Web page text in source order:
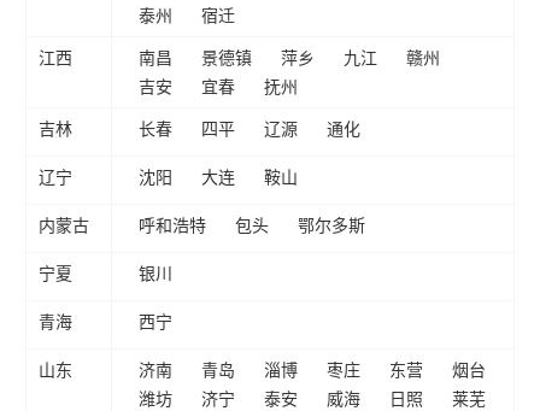
泰州
宿迁
江西 南昌 景德镇 萍乡 九江
赣州
吉安
宜春 抚州
吉林 长春 四平 辽源 通化
辽宁 沈阳 大连 鞍山
内蒙古 呼和浩特 包头 鄂尔多斯
宁夏 银川
青海 西宁
山东 济南 青岛 淄博 枣庄 东营
烟台
潍坊
济宁 泰安 威海 日照
莱芜